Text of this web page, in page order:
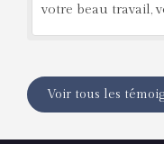
votre beau travail,
Voir tous les